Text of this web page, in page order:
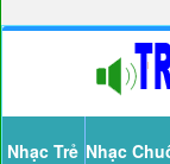
Nhạc Trẻ Nhạc